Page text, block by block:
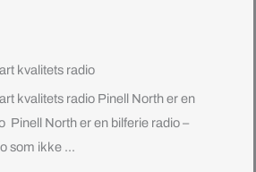
kvalitets radio
kvalitets radio Pinell North er en
Pinell North er en bilferie radio –
som ikke ...